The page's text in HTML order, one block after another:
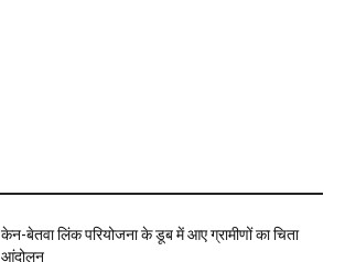
केन-बेतवा लिंक परियोजना के डूब में आए ग्रामीणों का चिता
आंदोलन